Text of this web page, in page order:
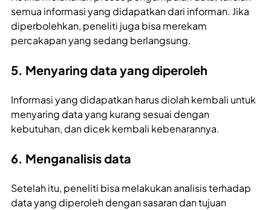
semua informasi yang didapatkan dari informan. Jika
diperbolehkan, peneliti juga bisa merekam
percakapan yang sedang berlangsung.
5. Menyaring data yang diperoleh
Informasi yang didapatkan harus diolah kembali untuk
menyaring data yang kurang sesuai dengan
kebutuhan, dan dicek kembali kebenarannya.
6. Menganalisis data
Setelah itu, peneliti bisa melakukan analisis terhadap
data yang diperoleh dengan sasaran dan tujuan